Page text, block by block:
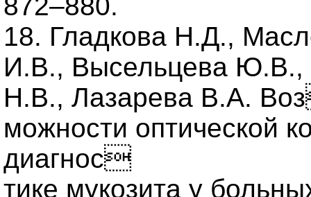
872–880.
18. Гладкова Н.Д.,
И.В., Высельцева Ю.В.,
Н.В., Лазарева В.А.
можности оптической
диагнос
тике мукозита у